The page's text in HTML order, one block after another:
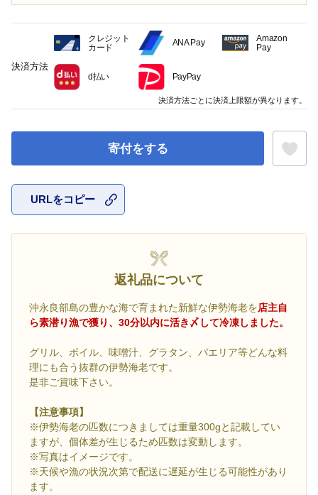
寄付をする
URLをコピー
返礼品について
沖永良部島の豊かな海で育まれた新鮮な伊勢海老を店主自
ら素潜り漁で獲り、30分以内に活き〆して冷凍しました。
グリル、ボイル、味噌汁、グラタン、パエリア等どんな料
理にも合う抜群の伊勢海老です。
是非ご賞味下さい。
【注意事項】
※伊勢海老の匹数につきましては重量300gと記載してい
ますが、個体差が生じるため匹数は変動します。
※写真はイメージです。
※天候や漁の状況次第で配送に遅延が生じる可能性があり
ます。
決済方法
クレジット
カード
ANA Pay
Amazon
Pay
d払い PayPay
決済方法ごとに決済上限額が異なります。